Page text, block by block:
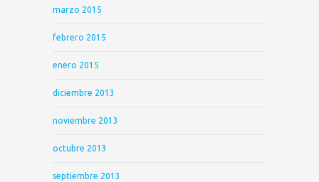
marzo 2015
febrero 2015
enero 2015
diciembre 2013
noviembre 2013
octubre 2013
septiembre 2013